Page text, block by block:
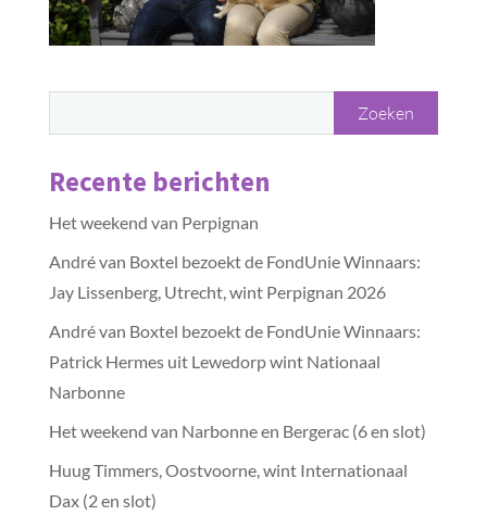
Recente berichten
Het weekend van Perpignan
André van Boxtel bezoekt de FondUnie Winnaars:
Jay Lissenberg, Utrecht, wint Perpignan 2026
André van Boxtel bezoekt de FondUnie Winnaars:
Patrick Hermes uit Lewedorp wint Nationaal
Narbonne
Het weekend van Narbonne en Bergerac (6 en slot)
Huug Timmers, Oostvoorne, wint Internationaal
Dax (2 en slot)